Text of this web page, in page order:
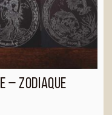
– Zodiaque